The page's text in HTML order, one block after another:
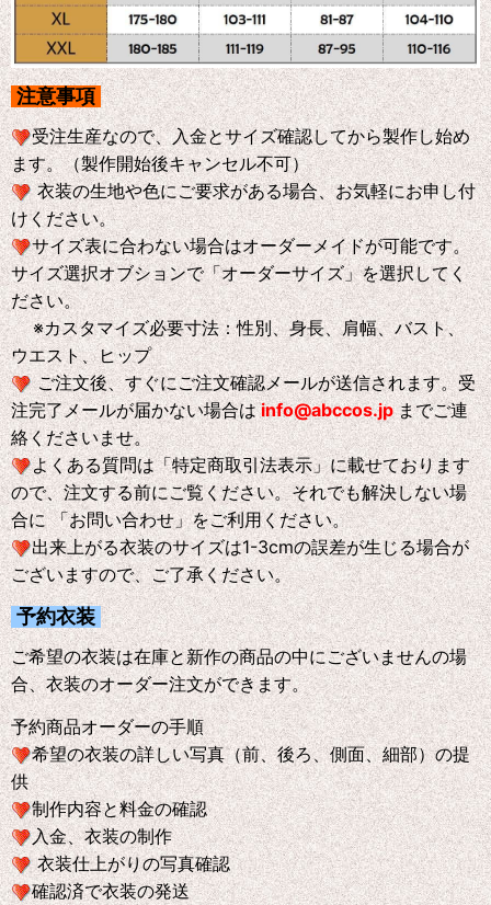
注意事項
受注生産なので、入金とサイズ確認してから製作し始め
ます。（製作開始後キャンセル不可）
衣装の生地や色にご要求がある場合、お気軽にお申し付
けください。
サイズ表に合わない場合はオーダーメイドが可能です。
サイズ選択オブションで「オーダーサイズ」を選択してく
ださい。
※カスタマイズ必要寸法：性別、身長、肩幅、バスト、
ウエスト、ヒップ
ご注文後、すぐにご注文確認メールが送信されます。受
注完了メールが届かない場合はinfo@abccos.jp までご連
絡くださいませ。
よくある質問は「特定商取引法表示」に載せております
ので、注文する前にご覧ください。それでも解決しない場
合に 「お問い合わせ」をご利用ください。
出来上がる衣装のサイズは1-3cmの誤差が生じる場合が
ございますので、ご了承ください。
予約衣装
ご希望の衣装は在庫と新作の商品の中にございませんの場
合、衣装のオーダー注文ができます。
予約商品オーダーの手順
希望の衣装の詳しい写真（前、後ろ、側面、細部）の提
供
制作内容と料金の確認
入金、衣装の制作
衣装仕上がりの写真確認
確認済で衣装の発送